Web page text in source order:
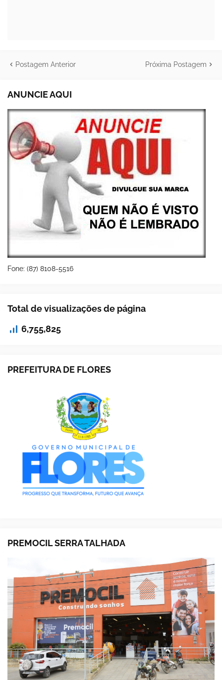
Postagem Anterior Próxima Postagem
ANUNCIE AQUI
Fone: (87) 8108-5516
Total de visualizações de página
6,755,825
PREFEITURA DE FLORES
PREMOCIL SERRA TALHADA